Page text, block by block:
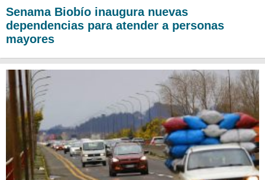
Senama Biobío inaugura nuevas
dependencias para atender a personas
mayores